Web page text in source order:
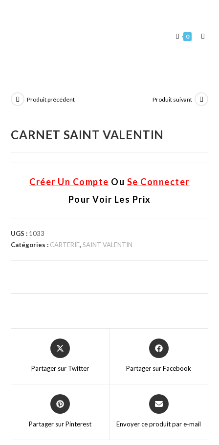
0
Produit précédent Produit suivant
CARNET SAINT VALENTIN
Créer Un Compte Ou Se Connecter
Pour Voir Les Prix
UGS : 1033
Catégories : CARTERIE,SAINT VALENTIN
Partager sur Twitter Partager sur Facebook
Partager sur Pinterest Envoyer ce produit par e-mail